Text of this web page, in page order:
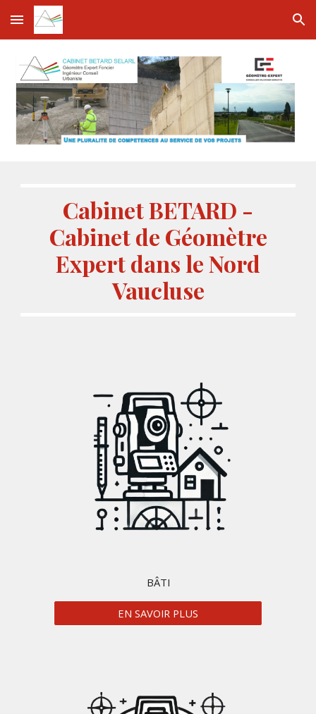
Skip to main content Skip to navigation
Cabinet BETARD -
Cabinet de Géomètre
Expert dans le Nord
Vaucluse
BÂTI
EN SAVOIR PLUS